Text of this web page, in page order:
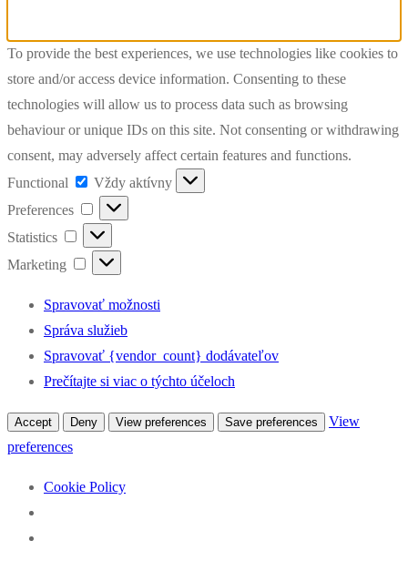
To provide the best experiences, we use technologies like cookies to
store and/or access device information. Consenting to these
technologies will allow us to process data such as browsing
behaviour or unique IDs on this site. Not consenting or withdrawing
consent, may adversely affect certain features and functions.
Functional
Functional
Vždy aktívny
Preferences
Preferences
Statistics
Statistics
Marketing
Marketing
Spravovať možnosti
Správa služieb
Spravovať {vendor_count} dodávateľov
Prečítajte si viac o týchto účeloch
Accept Deny View preferences Save preferences
View
preferences
Cookie Policy